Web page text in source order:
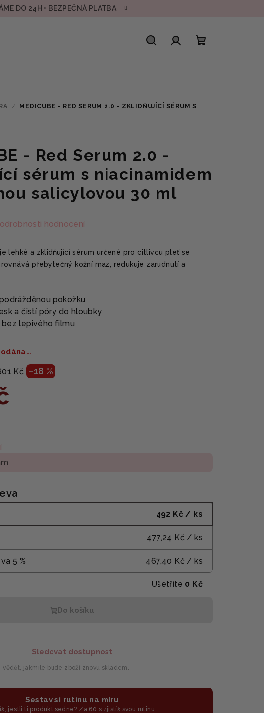
DO 24H • BEZPEČNÁ PLATBA
/
MEDICUBE - RED SERUM 2.0 - ZKLIDŇUJÍCÍ SÉRUM S
- Red Serum 2.0 -
sérum s niacinamidem
salicylovou 30 ml
hodnocení
lehké a zklidňující sérum určené pro citlivou pleť se
přebytečný kožní maz, redukuje zarudnutí a
pokožku
a čistí póry do hloubky
bez lepivého filmu
Kč –18 %
492 Kč / ks
477,24 Kč / ks
5 % 467,40 Kč / ks
Ušetříte 0 Kč
Do košíku
Sledovat dostupnost
jakmile bude zboží znovu skladem.
Sestav si rutinu na míru
jestli ti produkt sedne? Za 60 s zjistíš svou rutinu.